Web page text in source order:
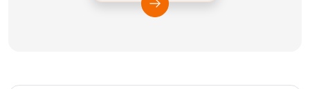
Bekijk Vakantiediscounter